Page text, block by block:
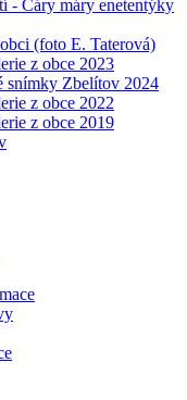
- Čáry máry enetentýky
(foto E. Taterová)
z obce 2023
snímky Zbelítov 2024
z obce 2022
z obce 2019